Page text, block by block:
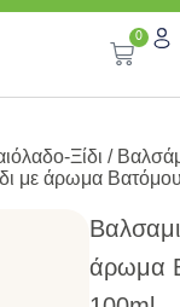
0
Ξίδι /
με άρωμα
άρωμα